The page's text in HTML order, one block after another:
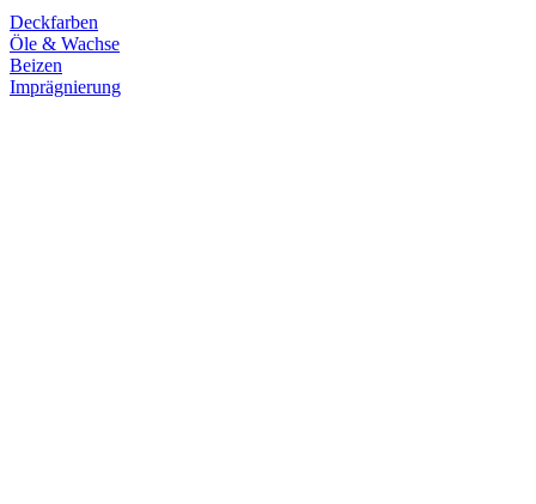
Deckfarben
Öle & Wachse
Beizen
Imprägnierung